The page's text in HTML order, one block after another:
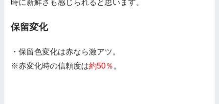
時に新鮮さも感じられると思います。
保留変化
・保留色変化は赤なら激アツ。
※赤変化時の信頼度は約50％ 。